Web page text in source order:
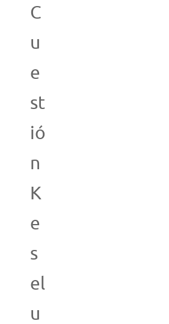
C
u
e
st
ió
n
K
e
s
el
u